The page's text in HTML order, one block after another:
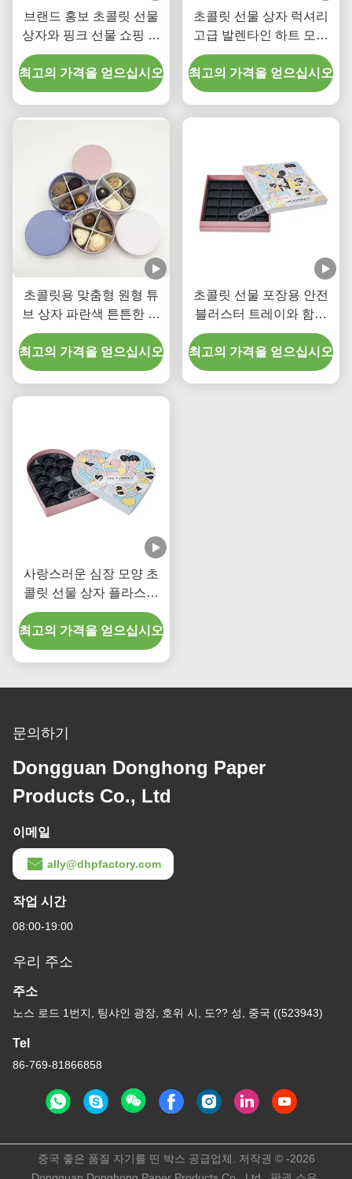
브랜드 홍보 초콜릿 선물
상자와 핑크 선물 쇼핑 가
방 페스티벌 선물
최고의 가격을 얻으십시오
초콜릿 선물 상자 럭셔리
고급 발렌타인 하트 모양
트러플 포장 (칸막이 포함)
최고의 가격을 얻으십시오
초콜릿용 맞춤형 원형 튜
브 상자 파란색 튼튼한 종
이 원통형 선물 상자 분리
대 포함
최고의 가격을 얻으십시오
초콜릿 선물 포장용 안전
블러스터 트레이와 함께
프리미엄 딱딱한 사각형
라프 상자
최고의 가격을 얻으십시오
사랑스러운 심장 모양 초
콜릿 선물 상자 플라스틱
삽입 주문 인쇄 된 과자 딱
딱한 상자
최고의 가격을 얻으십시오
문의하기
Dongguan Donghong Paper
Products Co., Ltd
이메일
ally@dhpfactory.com
작업 시간
08:00-19:00
우리 주소
주소
노스 로드 1번지, 팅샤인 광장, 호위 시, 도?? 성, 중국 ((523943)
Tel
86-769-81866858
중국 좋은 품질 자기를 띤 박스 공급업체. 저작권 © -2026